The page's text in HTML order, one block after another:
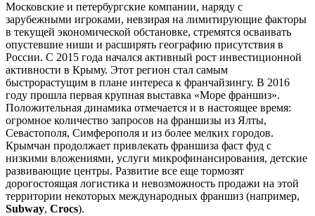
Московские и петербургские компании, наряду с
зарубежными игроками, невзирая на лимитирующие факторы
в текущей экономической обстановке, стремятся осваивать
опустевшие ниши и расширять географию присутствия в
России. С 2015 года начался активный рост инвестиционной
активности в Крыму. Этот регион стал самым
быстрорастущим в плане интереса к франчайзингу. В 2016
году прошла первая крупная выставка «Море франшиз».
Положительная динамика отмечается и в настоящее время:
огромное количество запросов на франшизы из Ялты,
Севастополя, Симферополя и из более мелких городов.
Крымчан продолжает привлекать франшиза фаст фуд с
низкими вложениями, услуги микрофинансирования, детские
развивающие центры. Развитие все еще тормозят
дорогостоящая логистика и невозможность продажи на этой
территории некоторых международных франшиз (например,
Subway, Crocs).